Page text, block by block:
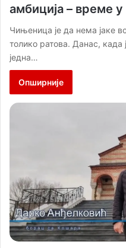
амбиција – време
Чињеница је да нема јаке
толико ратова. Данас, када
једна…
Опширније